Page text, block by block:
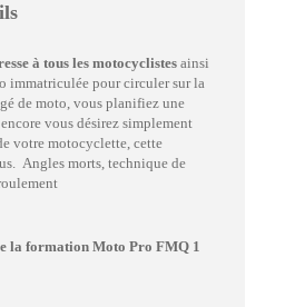
à tous les motocyclistesainsi
immatriculée pour circuler sur la
de moto, vous planifiez une
vous désirez simplement
votre motocyclette, cette
Angles morts, technique de
la formation Moto Pro FMQ 1